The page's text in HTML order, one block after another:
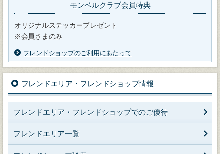
モンベルクラブ会員特典
オリジナルステッカープレゼント
※会員さまのみ
フレンドショップのご利用にあたって
フレンドエリア・フレンドショップ情報
フレンドエリア・フレンドショップでのご優待
フレンドエリア一覧